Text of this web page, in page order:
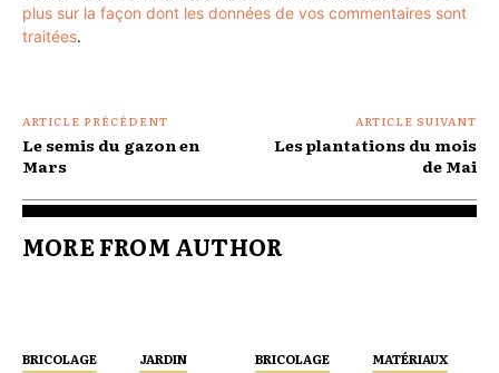
plus sur la façon dont les données de vos commentaires sont
traitées.
ARTICLE PRÉCÉDENT
Le semis du gazon en
Mars
ARTICLE SUIVANT
Les plantations du mois
de Mai
MORE FROM AUTHOR
BRICOLAGE JARDIN BRICOLAGE MATÉRIAUX